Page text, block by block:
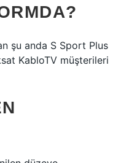
şu anda S Sport Plus
KabloTV müşterileri